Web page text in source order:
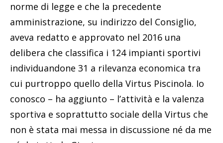
norme di legge e che la precedente
amministrazione, su indirizzo del Consiglio,
aveva redatto e approvato nel 2016 una
delibera che classifica i 124 impianti sportivi
individuandone 31 a rilevanza economica tra
cui purtroppo quello della Virtus Piscinola. Io
conosco – ha aggiunto – l’attività e la valenza
sportiva e soprattutto sociale della Virtus che
non è stata mai messa in discussione né da me